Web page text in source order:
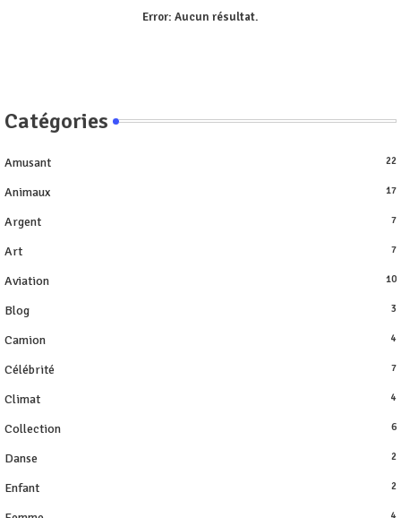
Error: Aucun résultat.
Catégories
Amusant 22
Animaux 17
Argent 7
Art 7
Aviation 10
Blog 3
Camion 4
Célébrité 7
Climat 4
Collection 6
Danse 2
Enfant 2